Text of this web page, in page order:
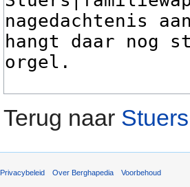
Terug naar
Privacybeleid Over Berghapedia Voorbehoud